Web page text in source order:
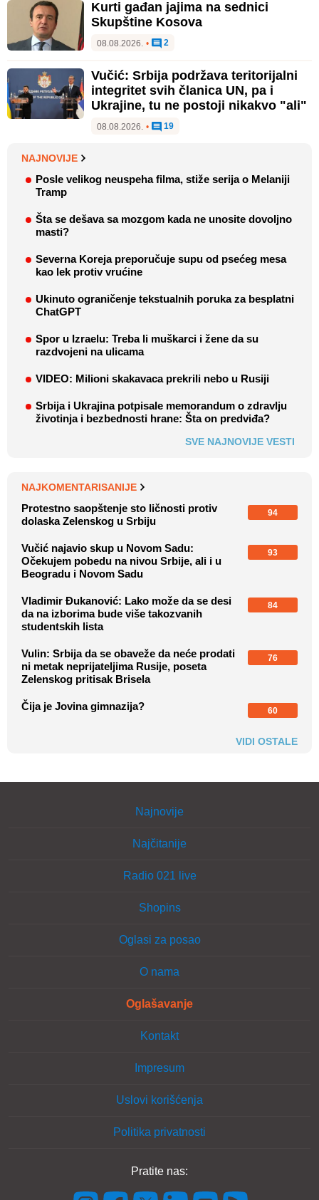
Kurti gađan jajima na sednici
Skupštine Kosova
08.08.2026. • 2
Vučić: Srbija podržava teritorijalni
integritet svih članica UN, pa i
Ukrajine, tu ne postoji nikakvo "ali"
08.08.2026. • 19
NAJNOVIJE
Posle velikog neuspeha filma, stiže serija o Melaniji
Tramp
Šta se dešava sa mozgom kada ne unosite dovoljno
masti?
Severna Koreja preporučuje supu od psećeg mesa
kao lek protiv vrućine
Ukinuto ograničenje tekstualnih poruka za besplatni
ChatGPT
Spor u Izraelu: Treba li muškarci i žene da su
razdvojeni na ulicama
VIDEO: Milioni skakavaca prekrili nebo u Rusiji
Srbija i Ukrajina potpisale memorandum o zdravlju
životinja i bezbednosti hrane: Šta on predviđa?
SVE NAJNOVIJE VESTI
NAJKOMENTARISANIJE
Protestno saopštenje sto ličnosti protiv
dolaska Zelenskog u Srbiju
94
Vučić najavio skup u Novom Sadu:
Očekujem pobedu na nivou Srbije, ali i u
Beogradu i Novom Sadu
93
Vladimir Đukanović: Lako može da se desi
da na izborima bude više takozvanih
studentskih lista
84
Vulin: Srbija da se obaveže da neće prodati
ni metak neprijateljima Rusije, poseta
Zelenskog pritisak Brisela
76
Čija je Jovina gimnazija? 60
VIDI OSTALE
Najnovije
Najčitanije
Radio 021 live
Shopins
Oglasi za posao
O nama
Oglašavanje
Kontakt
Impresum
Uslovi korišćenja
Politika privatnosti
Pratite nas: